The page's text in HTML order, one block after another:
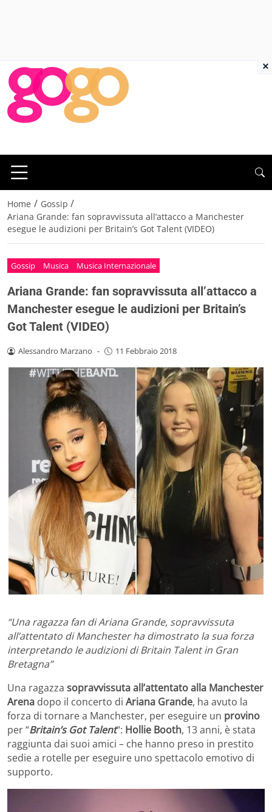
Home / Gossip /
Ariana Grande: fan sopravvissuta all’attacco a Manchester
esegue le audizioni per Britain’s Got Talent (VIDEO)
Gossip Musica Musica Internazionale
Ariana Grande: fan sopravvissuta all’attacco a
Manchester esegue le audizioni per Britain’s
Got Talent (VIDEO)
Alessandro Marzano - 11 Febbraio 2018
“Una ragazza fan di Ariana Grande, sopravvissuta
all’attentato di Manchester ha dimostrato la sua forza
interpretando le audizioni di Britain Talent in Gran
Bretagna”
Una ragazza sopravvissuta all’attentato alla Manchester
Arena dopo il concerto di Ariana Grande, ha avuto la
forza di tornare a Manchester, per eseguire un provino
per “Britain’s Got Talent“: Hollie Booth, 13 anni, è stata
raggiunta dai suoi amici – che hanno preso in prestito
sedie a rotelle per eseguire uno spettacolo emotivo di
supporto.
×